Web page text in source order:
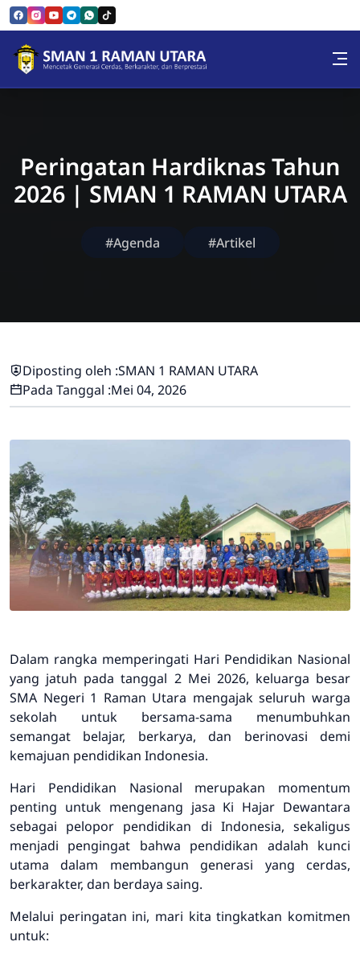
Skip to Content
SMAN 1 RAMAN UTARA
Peringatan Hardiknas Tahun
2026 | SMAN 1 RAMAN UTARA
#Agenda #Artikel
Diposting oleh :SMAN 1 RAMAN UTARA
Pada Tanggal :Mei 04, 2026
Dalam rangka memperingati Hari Pendidikan Nasional
yang jatuh pada tanggal 2 Mei 2026, keluarga besar
SMA Negeri 1 Raman Utara mengajak seluruh warga
sekolah untuk bersama-sama menumbuhkan
semangat belajar, berkarya, dan berinovasi demi
kemajuan pendidikan Indonesia.
Hari Pendidikan Nasional merupakan momentum
penting untuk mengenang jasa Ki Hajar Dewantara
sebagai pelopor pendidikan di Indonesia, sekaligus
menjadi pengingat bahwa pendidikan adalah kunci
utama dalam membangun generasi yang cerdas,
berkarakter, dan berdaya saing.
Melalui peringatan ini, mari kita tingkatkan komitmen
untuk: